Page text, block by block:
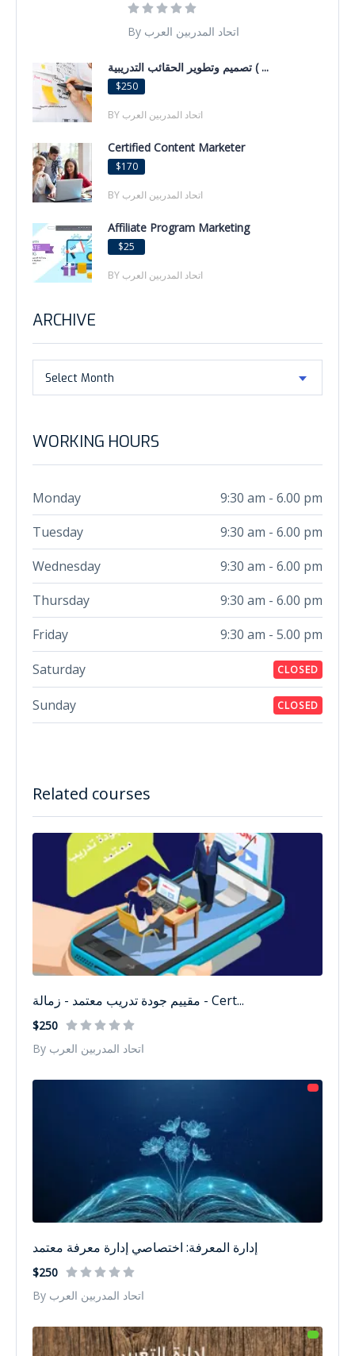
Related courses
مقييم جودة تدريب معتمد - زمالة - Cert...
$250
By اتحاد المدربين العرب
إدارة المعرفة: اختصاصي إدارة معرفة معتمد
$250
By اتحاد المدربين العرب
By اتحاد المدربين العرب
تصميم وتطوير الحقائب التدريبية ( ...
$250
BY اتحاد المدربين العرب
Certified Content Marketer
$170
BY اتحاد المدربين العرب
Affiliate Program Marketing
$25
BY اتحاد المدربين العرب
ARCHIVE
Select Month
WORKING HOURS
Monday
9:30 am - 6.00 pm
Tuesday
9:30 am - 6.00 pm
Wednesday
9:30 am - 6.00 pm
Thursday
9:30 am - 6.00 pm
Friday
9:30 am - 5.00 pm
Saturday
CLOSED
Sunday CLOSED